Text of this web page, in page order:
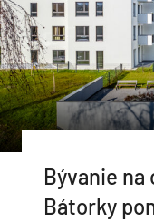
Bývanie na
Bátorky